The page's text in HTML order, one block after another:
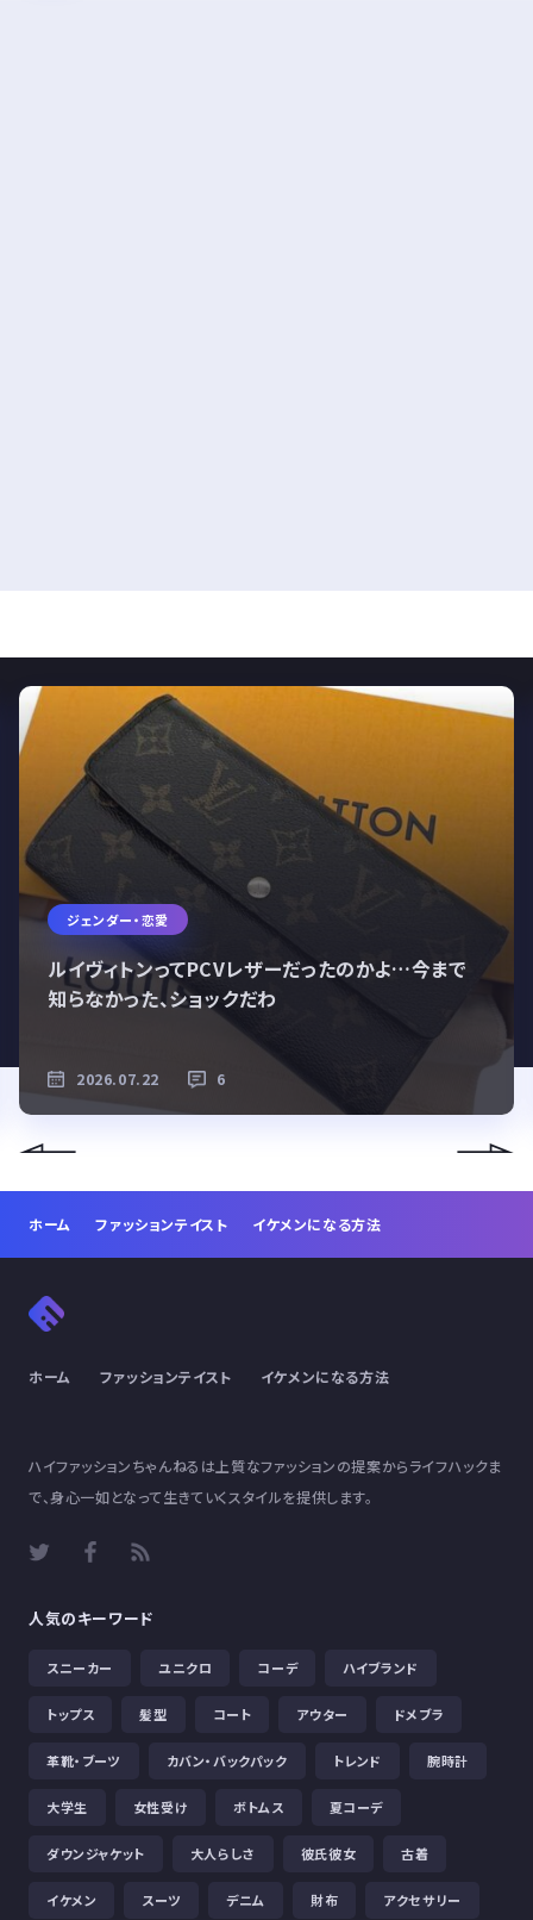
ジェンダー・恋愛
ルイヴィトンってPCVレザーだったのかよ…今まで
知らなかった、ショックだわ
2026.07.22 6
ホーム ファッションテイスト イケメンになる方法
ホーム ファッションテイスト イケメンになる方法
ハイファッションちゃんねるは上質なファッションの提案からライフハックま
で、身心一如となって生きていくスタイルを提供します。
人気のキーワード
スニーカー ユニクロ コーデ ハイブランド
トップス 髪型 コート アウター ドメブラ
革靴・ブーツ カバン・バックパック トレンド 腕時計
大学生 女性受け ボトムス 夏コーデ
ダウンジャケット 大人らしさ 彼氏彼女 古着
イケメン スーツ デニム 財布 アクセサリー